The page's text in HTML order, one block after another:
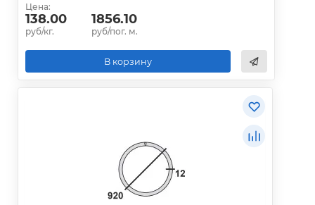
Цена:
138.00
руб/кг.
1856.10
руб/пог. м.
В корзину